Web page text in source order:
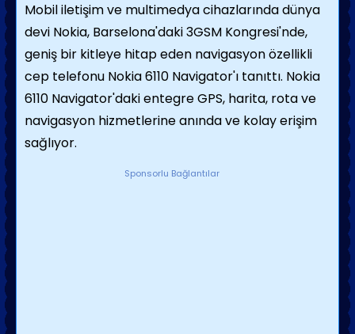
Mobil iletişim ve multimedya cihazlarında dünya
devi Nokia, Barselona'daki 3GSM Kongresi'nde,
geniş bir kitleye hitap eden navigasyon özellikli
cep telefonu Nokia 6110 Navigator'ı tanıttı. Nokia
6110 Navigator'daki entegre GPS, harita, rota ve
navigasyon hizmetlerine anında ve kolay erişim
sağlıyor.
Sponsorlu Bağlantılar